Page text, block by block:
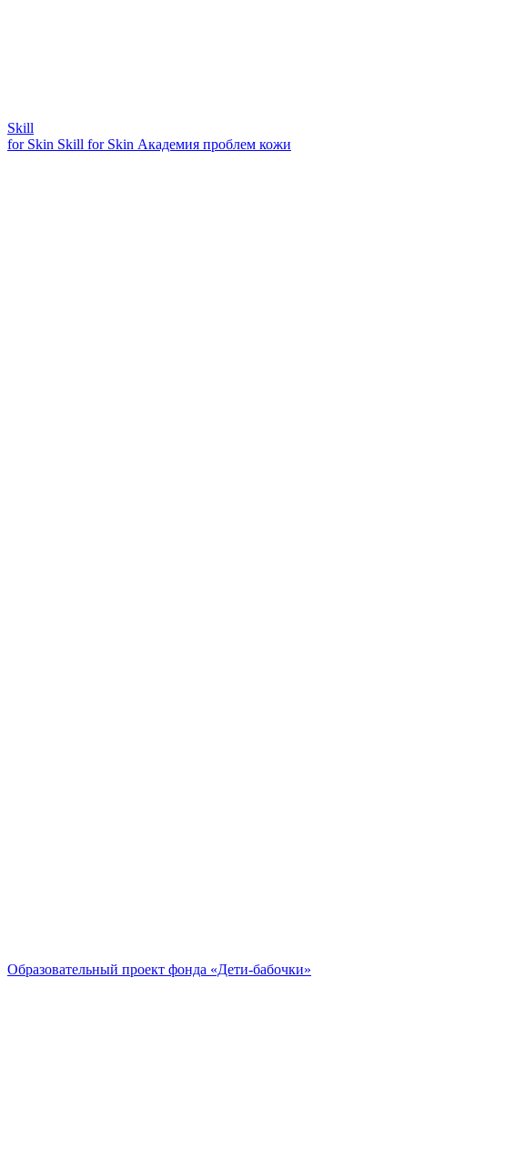
Skill
for Skin Skill for Skin Академия проблем кожи
Образовательный проект фонда «Дети-бабочки»